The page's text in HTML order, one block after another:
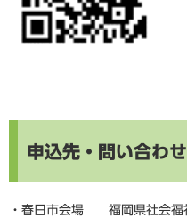
申込先・問い合わ
・春日市会場 福岡県社会福